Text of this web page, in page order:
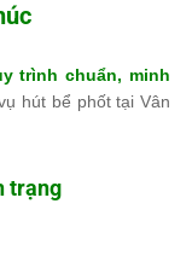
trình chuẩn, minh
hút bể phốt tại Vân
trạng